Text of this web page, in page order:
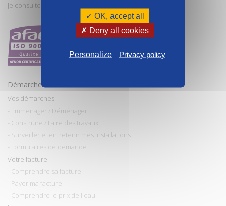
Je consulte et paye ma facture
Démarches et conseils
Vos démarches
- Emmenager / Déménager
- Construire / Faire des travaux
- Surveiller et entretenir mes installations
- Formulaires de demande
Votre facture
- Comprendre sa facture
- Payer ma facture
- Comprendre le prix de l'eau
✓ OK, accept all
✗ Deny all cookies
Personalize Privacy policy